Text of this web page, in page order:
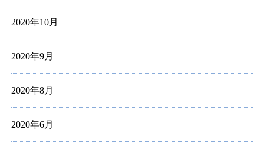
2020年10月
2020年9月
2020年8月
2020年6月